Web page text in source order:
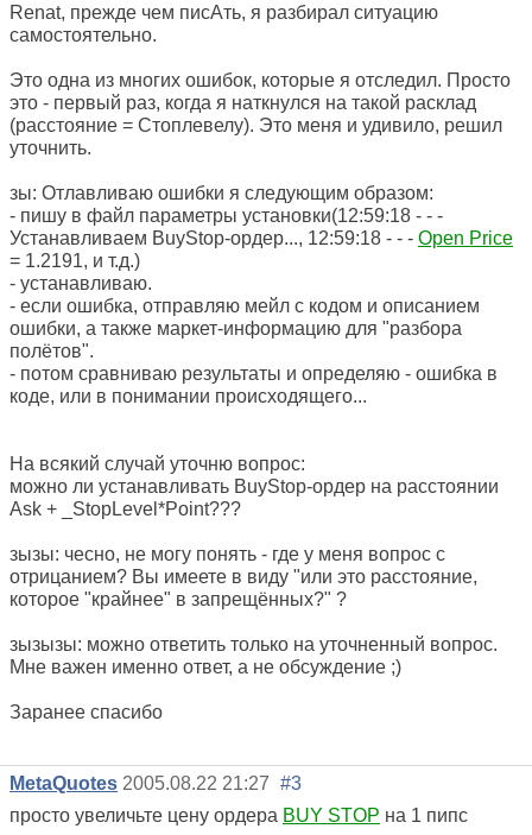
Renat, прежде чем писАть, я разбирал ситуацию
самостоятельно.
Это одна из многих ошибок, которые я отследил. Просто
это - первый раз, когда я наткнулся на такой расклад
(расстояние = Стоплевелу). Это меня и удивило, решил
уточнить.
зы: Отлавливаю ошибки я следующим образом:
- пишу в файл параметры установки(12:59:18 - - -
Устанавливаем BuyStop-ордер..., 12:59:18 - - - Open Price
= 1.2191, и т.д.)
- устанавливаю.
- если ошибка, отправляю мейл с кодом и описанием
ошибки, а также маркет-информацию для "разбора
полётов".
- потом сравниваю результаты и определяю - ошибка в
коде, или в понимании происходящего...
На всякий случай уточню вопрос:
можно ли устанавливать BuyStop-ордер на расстоянии
Ask + _StopLevel*Point???
зызы: чесно, не могу понять - где у меня вопрос с
отрицанием? Вы имеете в виду "или это расстояние,
которое "крайнее" в запрещённых?" ?
зызызы: можно ответить только на уточненный вопрос.
Мне важен именно ответ, а не обсуждение ;)
Заранее спасибо
MetaQuotes 2005.08.22 21:27 #3
просто увеличьте цену ордера BUY STOP на 1 пипс